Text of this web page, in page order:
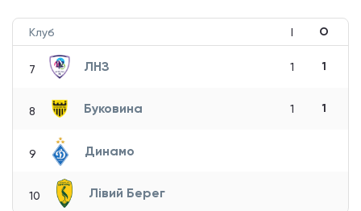
Клуб І О
7 ЛНЗ 1 1
8 Буковина 1 1
9 Динамо
10 Лівий Берег